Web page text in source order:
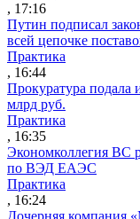
, 17:16
Путин подписал
всей цепочке
Практика
, 16:44
Прокуратура подала
млрд руб.
Практика
, 16:35
Экономколлегия ВС
по ВЭД ЕАЭС
Практика
, 16:24